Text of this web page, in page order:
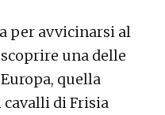
per avvicinarsi al
una delle
quella
cavalli di Frisia